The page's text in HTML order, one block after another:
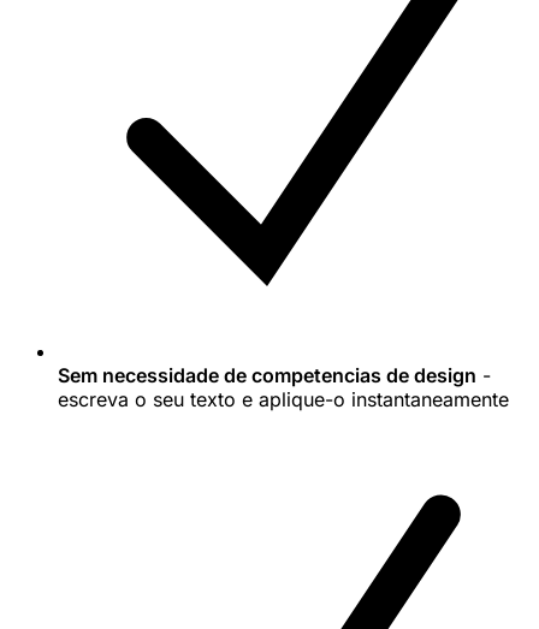
Sem necessidade de competencias de design -
escreva o seu texto e aplique-o instantaneamente